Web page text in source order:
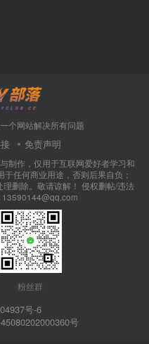
个网站解决所有问题
免责声明
制作，仅用于互联网爱好者学习和
任何商业用途，否则后果自负；
删除。敬请谅解！ 侵权删帖/违法
粉丝群
号-6
号